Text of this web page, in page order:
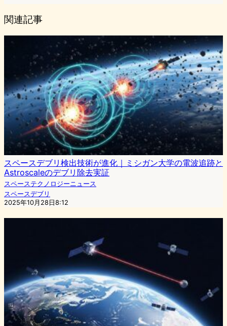
関連記事
スペースデブリ検出技術が進化｜ミシガン大学の電波追跡と
Astroscaleのデブリ除去実証
スペーステクノロジーニュース
スペースデブリ
2025年10月28日8:12